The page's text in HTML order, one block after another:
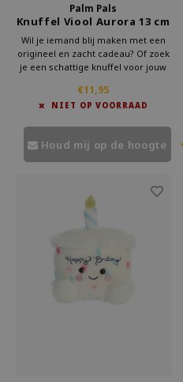
Palm Pals
Knuffel Viool Aurora 13 cm
Wil je iemand blij maken met een
origineel en zacht cadeau? Of zoek
je een schattige knuffel voor jouw
knuffel viool vandaag nog en
ervaar zelf de magie van deze
€11,95
NIET OP VOORRAAD
Houd mij op de hoogte